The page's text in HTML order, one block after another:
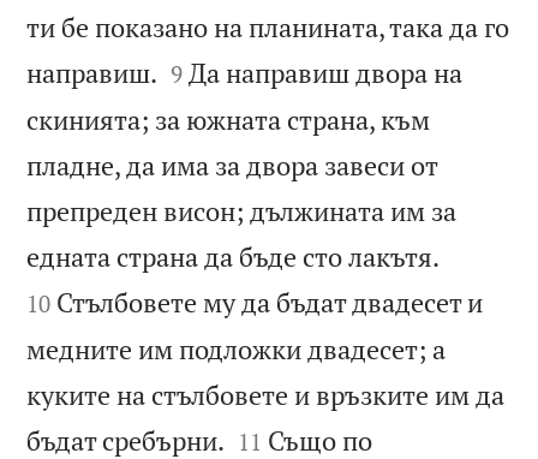
ти бе показано на планината, така да го
направиш. 

9 Да направиш двора на
скинията; за южната страна, към
пладне, да има за двора завеси от
препреден висон; дължината им за
едната страна да бъде сто лакътя.
10 Стълбовете му да бъдат двадесет и
медните им подложки двадесет; а
куките на стълбовете и връзките им да
бъдат сребърни. 

11 Също по